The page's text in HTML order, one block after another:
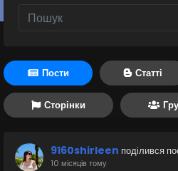
Пости Статті
Сторінки
9160shirleen поділився
10 місяців тому